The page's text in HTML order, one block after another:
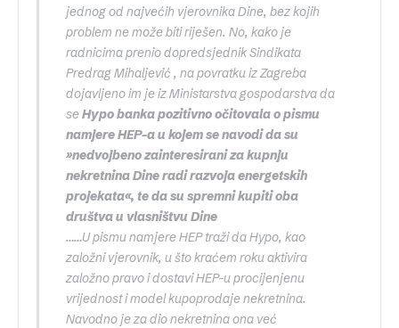
jednog od najvećih vjerovnika Dine, bez kojih
problem ne može biti riješen. No, kako je
radnicima prenio dopredsjednik Sindikata
Predrag Mihaljević , na povratku iz Zagreba
dojavljeno im je iz Ministarstva gospodarstva da
seHypo banka pozitivno očitovala o pismu
namjere HEP-a u kojem se navodi da su
»nedvojbeno zainteresirani za kupnju
nekretnina Dine radi razvoja energetskih
projekata«, te da su spremni kupiti oba
društva u vlasništvu Dine
……U pismu namjere HEP traži da Hypo, kao
založni vjerovnik, u što kraćem roku aktivira
založno pravo i dostavi HEP-u procijenjenu
vrijednost i model kupoprodaje nekretnina.
Navodno je za dio nekretnina ona već